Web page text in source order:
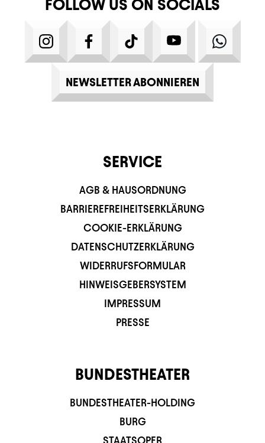
FOLLOW US ON SOCIALS
INSTAGRAMFACEBOOKTIKTOK YOUTUBE
NEWSLETTER ABONNIEREN
SERVICE
AGB & HAUSORDNUNG
BARRIEREFREIHEITSERKLÄRUNG
COOKIE-ERKLÄRUNG
DATENSCHUTZERKLÄRUNG
WIDERRUFSFORMULAR
HINWEISGEBERSYSTEM
IMPRESSUM
PRESSE
BUNDESTHEATER
BUNDESTHEATER-HOLDING
BURG
STAATSOPER